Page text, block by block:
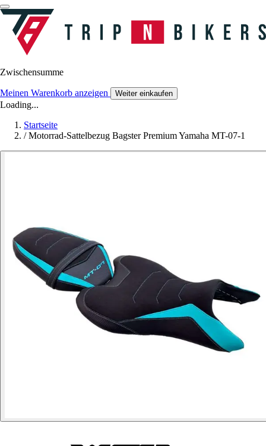
Zwischensumme
Meinen Warenkorb anzeigen Weiter einkaufen
Loading...
Startseite
/ Motorrad-Sattelbezug Bagster Premium Yamaha MT-07-1